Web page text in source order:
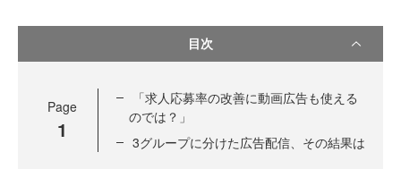
目次
Page
1
「求人応募率の改善に動画広告も使える
のでは？」
3グループに分けた広告配信、その結果は